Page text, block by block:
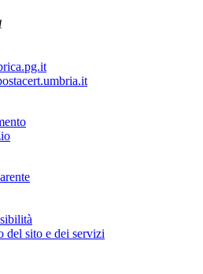
del sito e dei servizi